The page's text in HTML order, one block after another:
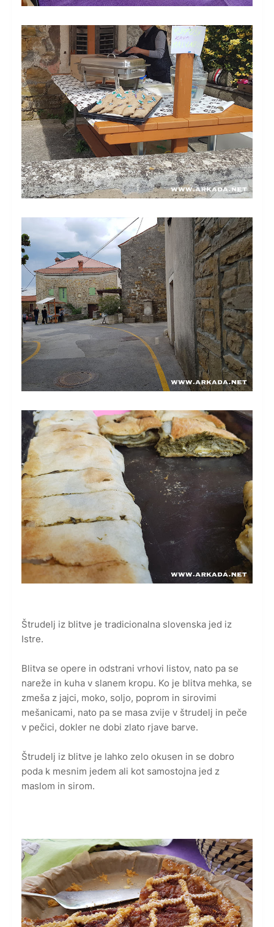
Štrudelj iz blitve je tradicionalna slovenska jed iz
Istre.
Blitva se opere in odstrani vrhovi listov, nato pa se
nareže in kuha v slanem kropu. Ko je blitva mehka, se
zmeša z jajci, moko, soljo, poprom in sirovimi
mešanicami, nato pa se masa zvije v štrudelj in peče
v pečici, dokler ne dobi zlato rjave barve.
Štrudelj iz blitve je lahko zelo okusen in se dobro
poda k mesnim jedem ali kot samostojna jed z
maslom in sirom.